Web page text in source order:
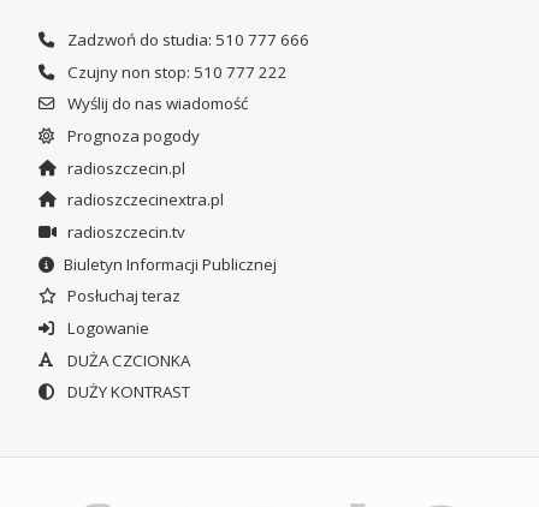
Zadzwoń do studia: 510 777 666
Czujny non stop: 510 777 222
Wyślij do nas wiadomość
Prognoza pogody
radioszczecin.pl
radioszczecinextra.pl
radioszczecin.tv
Biuletyn Informacji Publicznej
Posłuchaj teraz
Logowanie
DUŻA CZCIONKA
DUŻY KONTRAST